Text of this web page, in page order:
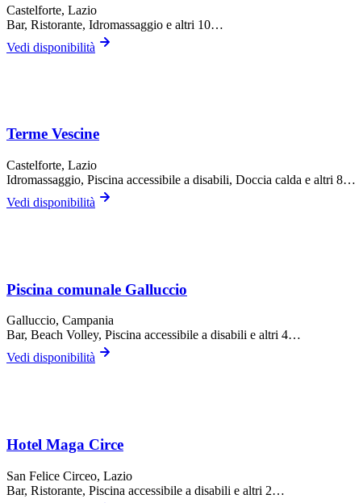
Castelforte, Lazio
Bar, Ristorante, Idromassaggio e altri 10…
Vedi disponibilità
Terme Vescine
Castelforte, Lazio
Idromassaggio, Piscina accessibile a disabili, Doccia calda e altri 8…
Vedi disponibilità
Piscina comunale Galluccio
Galluccio, Campania
Bar, Beach Volley, Piscina accessibile a disabili e altri 4…
Vedi disponibilità
Hotel Maga Circe
San Felice Circeo, Lazio
Bar, Ristorante, Piscina accessibile a disabili e altri 2…